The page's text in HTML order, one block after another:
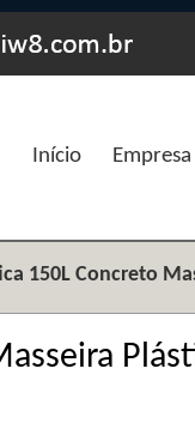
Início Empresa
150L Concreto